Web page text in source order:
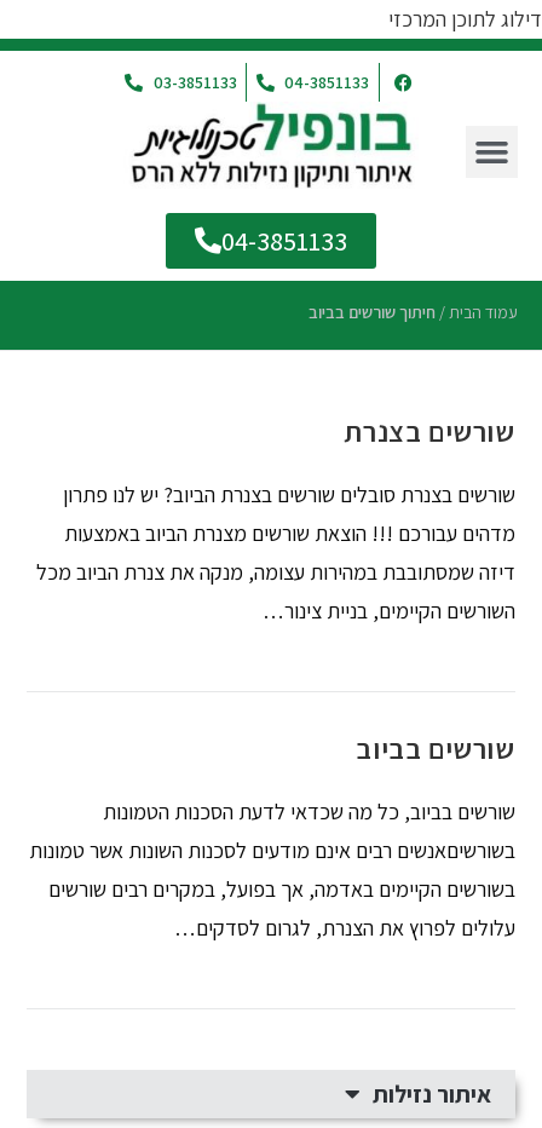
דילוג לתוכן המרכזי
04-3851133
03-3851133
04-3851133
עמוד הבית/ חיתוך שורשים בביוב
שורשים בצנרת
שורשים בצנרת סובלים שורשים בצנרת הביוב? יש לנו פתרון
מדהים עבורכם !!! הוצאת שורשים מצנרת הביוב באמצעות
דיזה שמסתובבת במהירות עצומה, מנקה את צנרת הביוב מכל
השורשים הקיימים, בניית צינור…
שורשים בביוב
שורשים בביוב, כל מה שכדאי לדעת הסכנות הטמונות
בשורשיםאנשים רבים אינם מודעים לסכנות השונות אשר טמונות
בשורשים הקיימים באדמה, אך בפועל, במקרים רבים שורשים
עלולים לפרוץ את הצנרת, לגרום לסדקים…
איתור נזילות